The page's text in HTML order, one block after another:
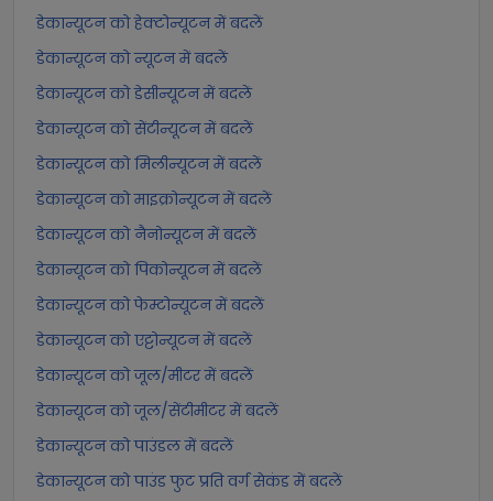
डेकान्यूटन को हेक्टोन्यूटन में बदलें
डेकान्यूटन को न्यूटन में बदलें
डेकान्यूटन को डेसीन्यूटन में बदलें
डेकान्यूटन को सेंटीन्यूटन में बदलें
डेकान्यूटन को मिलीन्यूटन में बदलें
डेकान्यूटन को माइक्रोन्यूटन में बदलें
डेकान्यूटन को नैनोन्यूटन में बदलें
डेकान्यूटन को पिकोन्यूटन में बदलें
डेकान्यूटन को फेम्टोन्यूटन में बदलें
डेकान्यूटन को एट्टोन्यूटन में बदलें
डेकान्यूटन को जूल/मीटर में बदलें
डेकान्यूटन को जूल/सेंटीमीटर में बदलें
डेकान्यूटन को पाउंडल में बदलें
डेकान्यूटन को पाउंड फुट प्रति वर्ग सेकंड में बदलें